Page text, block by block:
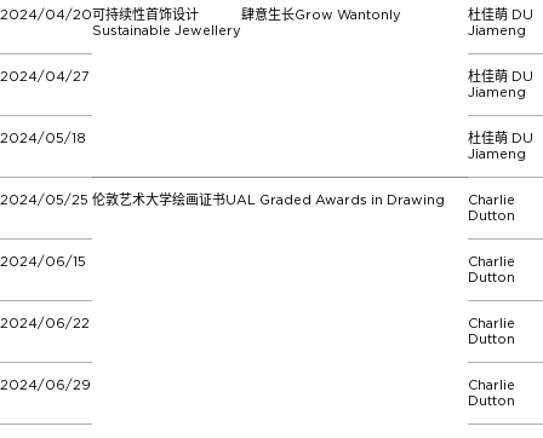
2024/04/20可持续性首饰设计
Sustainable Jewellery
肆意生长Grow Wantonly
杜佳萌 DU
Jiameng
2024/04/27
杜佳萌 DU
Jiameng
2024/05/18
杜佳萌 DU
Jiameng
2024/05/25 伦敦艺术大学绘画证书UAL Graded Awards in Drawing
Charlie
Dutton
2024/06/15
Charlie
Dutton
2024/06/22
Charlie
Dutton
2024/06/29
Charlie
Dutton